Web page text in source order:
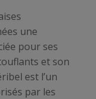
une
pour ses
et son
est l’un
par les